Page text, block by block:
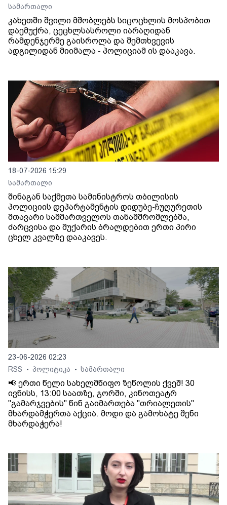
სამართალი
კახეთში შვილი მშობლებს სიცოცხლის მოსპობით
დაემუქრა, ცეცხლსასროლი იარაღიდან
რამდენჯერმე გაისროლა და შემთხვევის
ადგილიდან მიიმალა - პოლიციამ ის დააკავა.
18-07-2026 15:29
სამართალი
შინაგან საქმეთა სამინისტროს თბილისის
პოლიციის დეპარტამენტის დიდუბე-ჩუღურეთის
მთავარი სამმართველოს თანამშრომლებმა,
ძარცვისა და მუქარის ბრალდებით ერთი პირი
ცხელ კვალზე დააკავეს.
23-06-2026 02:23
RSS
• პოლიტიკა • სამართალი
📢 ერთი წელი სახელმწიფო ზეწოლის ქვეშ! 30
ივნისს, 13:00 საათზე, გორში, კინოთეატრ
"გამარჯვების" წინ გაიმართება "თრიალეთის"
მხარდამჭერთა აქცია. მოდი და გამოხატე შენი
მხარდაჭერა!